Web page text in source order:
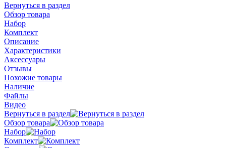
Вернуться в раздел
Обзор товара
Набор
Комплект
Описание
Характеристики
Аксессуары
Отзывы
Похожие товары
Наличие
Файлы
Видео
Вернуться в раздел
Обзор товара
Набор
Комплект